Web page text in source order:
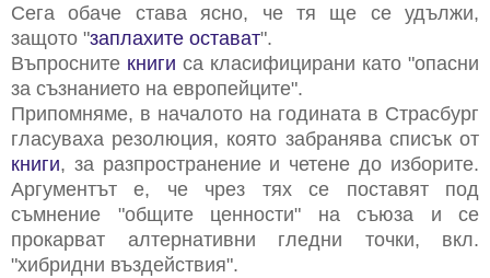
Сега обаче става ясно, че тя ще се удължи,
защото "заплахите остават".
Въпросните книги са класифицирани като "опасни
за съзнанието на европейците".
Припомняме, в началото на годината в Страсбург
гласуваха резолюция, която забранява списък от
книги, за разпространение и четене до изборите.
Аргументът е, че чрез тях се поставят под
съмнение "общите ценности" на съюза и се
прокарват алтернативни гледни точки, вкл.
"хибридни въздействия".